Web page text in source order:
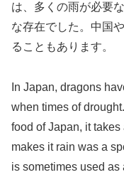
は、多くの雨が必要
な存在でした。中国
ることもあります。
In Japan, dragons
when times of
food of Japan, it
makes it rain was a
is sometimes used as